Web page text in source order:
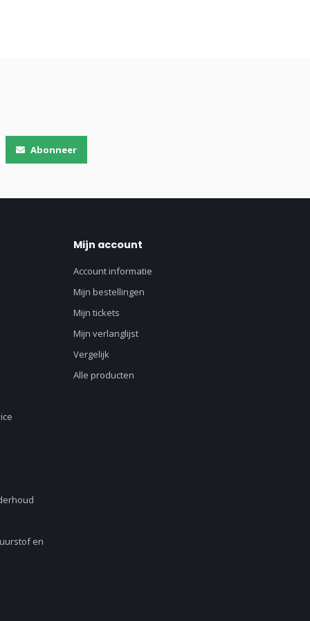
Abonneer
en
Mijn account
Account informatie
Mijn bestellingen
Mijn tickets
Mijn verlanglijst
Vergelijk
Alle producten